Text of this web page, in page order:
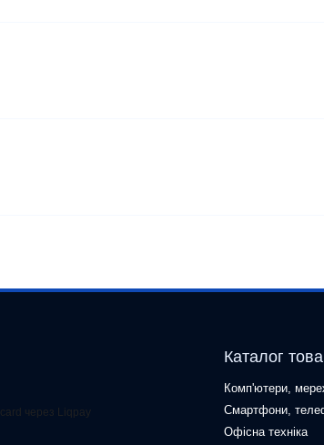
Каталог
Комп'ютери,
Смартфони,
Офісна техніка